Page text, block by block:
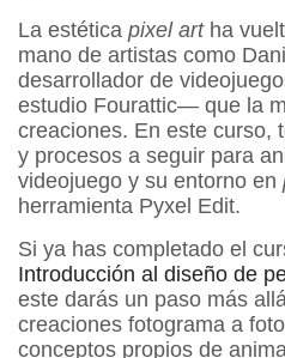
La estética pixel artha
mano de artistas como
desarrollador de
estudio Fourattic— que la
creaciones. En este curso,
y procesos a seguir para
videojuego y su entorno en
herramienta Pyxel Edit.
Si ya has completado el
Introducción al diseño de
este darás un paso más
creaciones fotograma a
conceptos propios de